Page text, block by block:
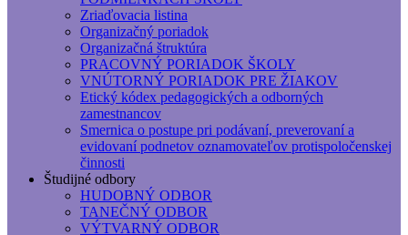
Zriaďovacia listina
Organizačný poriadok
Organizačná štruktúra
PRACOVNÝ PORIADOK ŠKOLY
VNÚTORNÝ PORIADOK PRE ŽIAKOV
Etický kódex pedagogických a odborných
zamestnancov
Smernica o postupe pri podávaní, preverovaní a
evidovaní podnetov oznamovateľov protispoločenskej
činnosti
Študijné odbory
HUDOBNÝ ODBOR
TANEČNÝ ODBOR
VÝTVARNÝ ODBOR